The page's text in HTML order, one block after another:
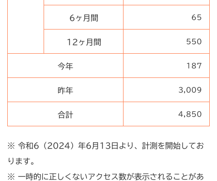
6ヶ月間 65
12ヶ月間 550
今年 187
昨年 3,009
合計 4,850
※ 令和6（2024）年6月13日より、計測を開始してお
ります。
※ 一時的に正しくないアクセス数が表示されることがあ